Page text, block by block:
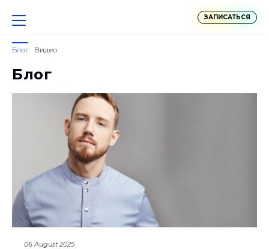
ЗАПИСАТЬСЯ
Блог Видео
Блог
06 August 2025